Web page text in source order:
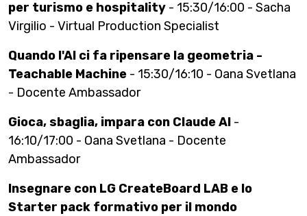
per turismo e hospitality - 15:30/16:00 - Sacha
Virgilio - Virtual Production Specialist
Quando l'AI ci fa ripensare la geometria -
Teachable Machine - 15:30/16:10 - Oana Svetlana
- Docente Ambassador
Gioca, sbaglia, impara con Claude AI -
16:10/17:00 - Oana Svetlana - Docente
Ambassador
Insegnare con LG CreateBoard LAB e lo
Starter pack formativo per il mondo